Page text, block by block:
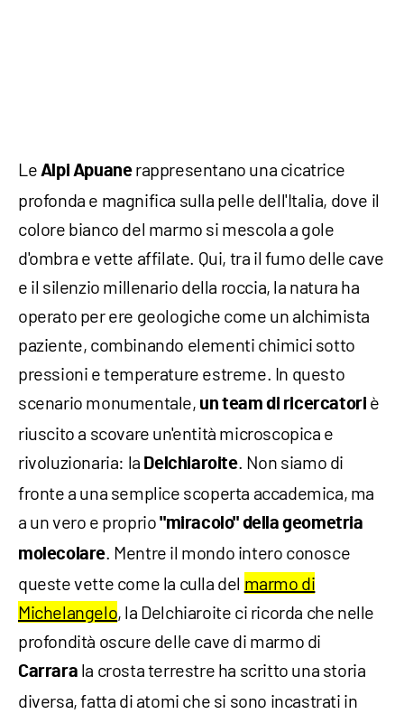
Le Alpi Apuanerappresentano una cicatrice
profonda e magnifica sulla pelle dell'Italia, dove il
colore bianco del marmo si mescola a gole
d'ombra e vette affilate. Qui, tra il fumo delle cave
e il silenzio millenario della roccia, la natura ha
operato per ere geologiche come un alchimista
paziente, combinando elementi chimici sotto
pressioni e temperature estreme. In questo
scenario monumentale, un team di ricercatori è
riuscito a scovare un'entità microscopica e
rivoluzionaria: la Delchiaroite. Non siamo di
fronte a una semplice scoperta accademica, ma
a un vero e proprio "miracolo" della geometria
molecolare. Mentre il mondo intero conosce
queste vette come la culla del marmo di
Michelangelo, la Delchiaroite ci ricorda che nelle
profondità oscure delle cave di marmo di
Carrara la crosta terrestre ha scritto una storia
diversa, fatta di atomi che si sono incastrati in